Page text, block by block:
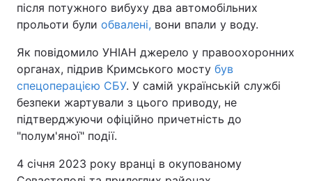
після потужного вибуху два автомобільних
прольоти були обвалені, вони впали у воду.
Як повідомило УНІАН джерело у правоохоронних
органах, підрив Кримського мосту був
спецоперацією СБУ. У самій українській службі
безпеки жартували з цього приводу, не
підтверджуючи офіційно причетність до
"полум'яної" події.
4 січня 2023 року вранці в окупованому